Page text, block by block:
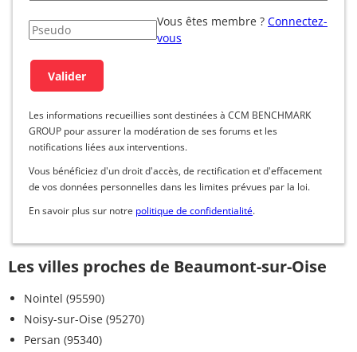
Vous êtes membre ? Connectez-
vous
Les informations recueillies sont destinées à CCM BENCHMARK
GROUP pour assurer la modération de ses forums et les
notifications liées aux interventions.
Vous bénéficiez d'un droit d'accès, de rectification et d'effacement
de vos données personnelles dans les limites prévues par la loi.
En savoir plus sur notre politique de confidentialité.
Les villes proches de Beaumont-sur-Oise
Nointel (95590)
Noisy-sur-Oise (95270)
Persan (95340)